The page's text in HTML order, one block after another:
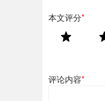
本文评分*
评论内容*